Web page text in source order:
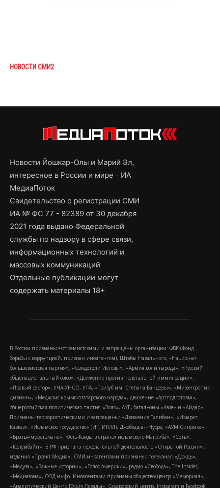
НОВОСТИ СМИ2
Новости Йошкар-Олы и Марий Эл,
интересное в России и мире - ИА
МедиаПоток
Свидетельство о регистрации СМИ
ИА № ФС 77 - 82389 от 30 декабря
2021 года выдано Федеральной
службы по надзору в сфере связи,
информационных технологий и
массовых коммуникаций
Отдельные публикации могут
содержать материалы 18+
В России признаны экстремистскими и запрещены организации: ФБК (Фонд
борьбы с коррупцией, признан иноагентом), Штабы Навального, «Национал-
большевистская партия», «Свидетели Иеговы», «Армия воли народа», «Русский
общенациональный союз», «Движение против нелегальной иммиграции»,
«Правый сектор», УНА-УНСО, УПА, «Тризуб им. Степана Бандеры», «Мизантропик
дивижн», «Меджлис крымскотатарского народа», движение «Артподготовка»,
общероссийская политическая партия «Воля», АУЕ, батальоны «Азов» и «Айдар».
Признаны террористическими и запрещены: «Движение Талибан», «Имарат
Кавказ», «Исламское государство» (ИГ, ИГИЛ), Джебхад-ан-Нусра, «АУМ Синрике»,
«Братья-мусульмане», «Аль-Каида в странах исламского Магриба», «Сеть»,
«Колумбайн». В РФ признана нежелательной деятельность «Открытой России»,
издания «Проект Медиа». СМИ-иноагентами признаны: телеканал «Дождь»,
«Медуза», «Важные истории», «Голос Америки», радио «Свобода», The Insider,
«Медиазона», ОВД-инфо. Иноагентами признаны общество/центр «Мемориал»,
«Аналитический Центр Юрия Левады», Сахаровский центр. Instagram и Facebook